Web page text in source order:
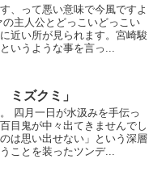
、って悪い意味で今風ですよ
主人公とどっこいどっこい
近い所が見られます。宮崎駿
いうような事を言っ...
ズクミ」
四月一日が水汲みを手伝っ
目鬼が中々出てきませんでし
は思い出せない」という深層
ことを装ったツンデ...